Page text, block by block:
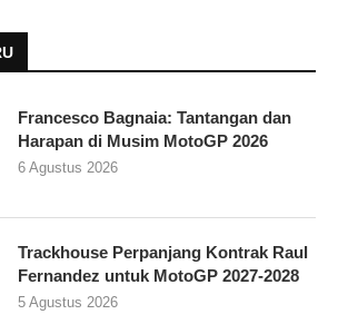
Francesco Bagnaia: Tantangan dan
Harapan di Musim MotoGP 2026
6 Agustus 2026
Trackhouse Perpanjang Kontrak Raul
Fernandez untuk MotoGP 2027-2028
5 Agustus 2026